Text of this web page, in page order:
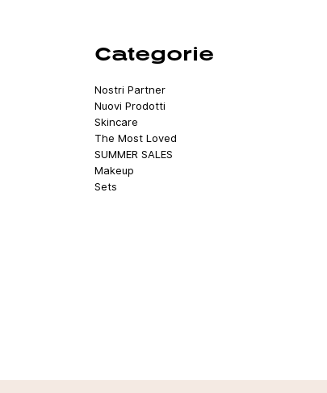
Categorie
Nostri Partner
Nuovi Prodotti
Skincare
The Most Loved
SUMMER SALES
Makeup
Sets